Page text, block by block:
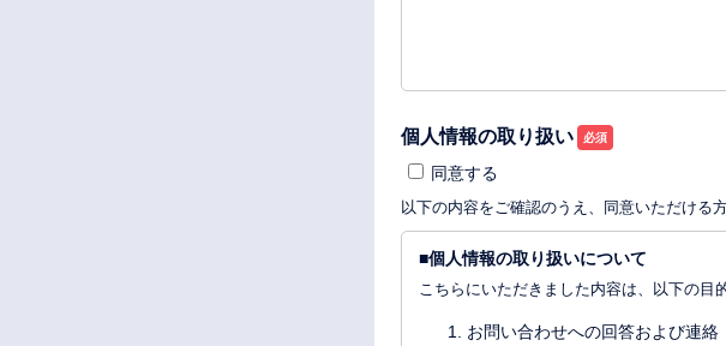
個人情報の取り扱い
同意する
以下の内容をご確認のうえ、同意いただける
■個人情報の取り扱いについて
こちらにいただきました内容は、以下の目
お問い合わせへの回答および連絡